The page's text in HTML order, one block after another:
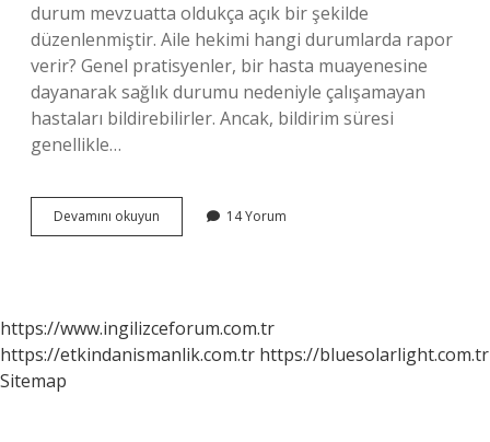
durum mevzuatta oldukça açık bir şekilde
düzenlenmiştir. Aile hekimi hangi durumlarda rapor
verir? Genel pratisyenler, bir hasta muayenesine
dayanarak sağlık durumu nedeniyle çalışamayan
hastaları bildirebilirler. Ancak, bildirim süresi
genellikle…
Devamını okuyun
Hekimi
Mi
14 Yorum
https://www.ingilizceforum.com.tr
https://etkindanismanlik.com.tr https://bluesolarlight.com.tr
Sitemap